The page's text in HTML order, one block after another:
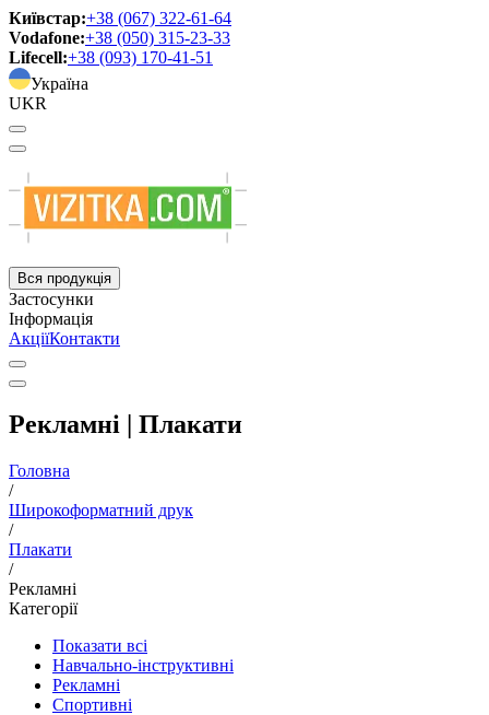
Київстар:+38 (067) 322-61-64
Vodafone:+38 (050) 315-23-33
Lifecell:+38 (093) 170-41-51
Україна
UKR
Вся продукція
Застосунки
Інформація
АкціїКонтакти
Рекламні | Плакати
Головна
/
Широкоформатний друк
/
Плакати
/
Рекламні
Категорії
Показати всі
Навчально-інструктивні
Рекламні
Спортивні